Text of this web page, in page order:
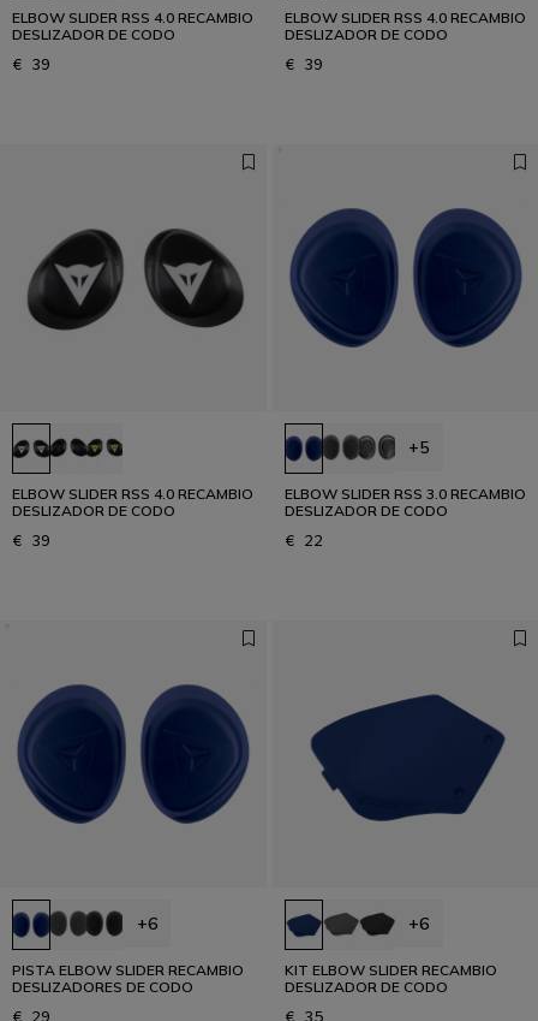
ELBOW SLIDER RSS 4.0 RECAMBIO
DESLIZADOR DE CODO
€ 39
ELBOW SLIDER RSS 4.0 RECAMBIO
DESLIZADOR DE CODO
€ 39
ELBOW SLIDER RSS 4.0 RECAMBIO
DESLIZADOR DE CODO
€ 39
+5
ELBOW SLIDER RSS 3.0 RECAMBIO
DESLIZADOR DE CODO
€ 22
+6
PISTA ELBOW SLIDER RECAMBIO
DESLIZADORES DE CODO
€ 29
+6
KIT ELBOW SLIDER RECAMBIO
DESLIZADOR DE CODO
€ 35